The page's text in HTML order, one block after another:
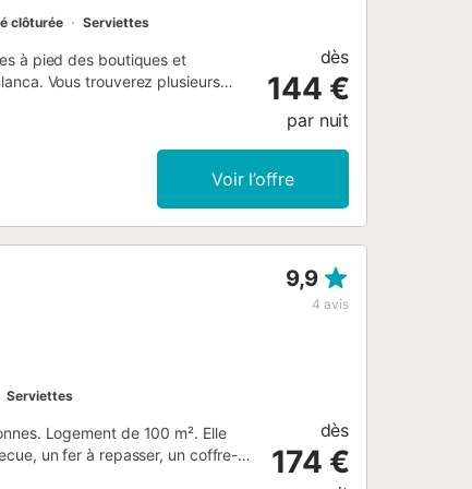
clôturée Serviettes
à pied des boutiques et
Vous trouverez plusieurs
de 2 chambres est lumineuse,
climatisation/chauffage dans le
pour les personnes de plus de
dès
144 €
par nuit
Voir l’offre
9,9
4 avis
Serviettes
Logement de 100 m². Elle
un fer à repasser, un coffre-
dès
174 €